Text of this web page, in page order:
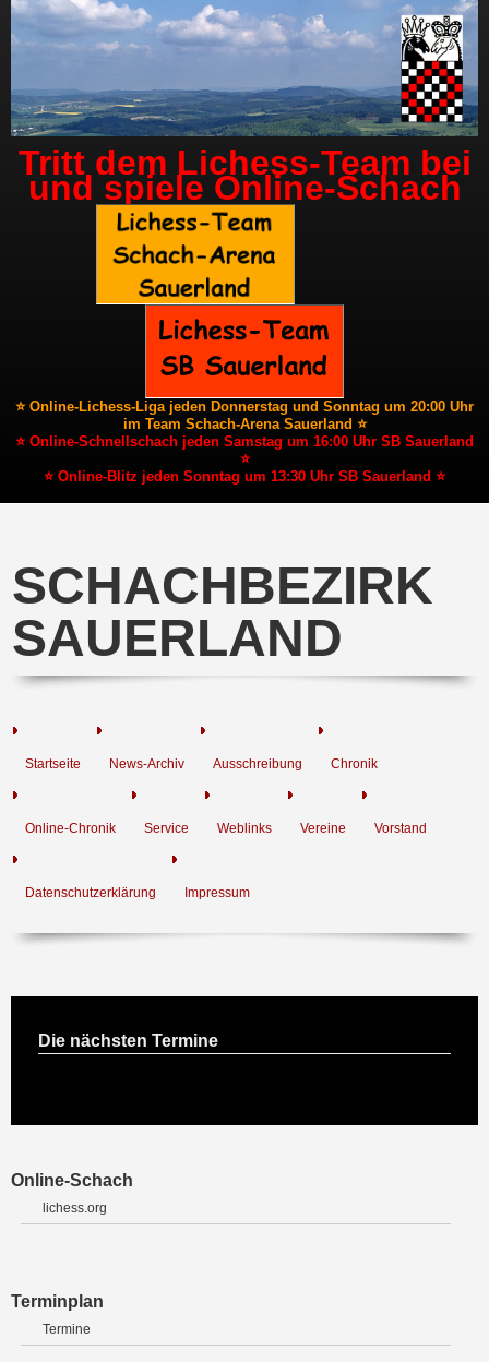
Tritt dem Lichess-Team bei
und spiele Online-Schach
⭐ Online-Lichess-Liga jeden Donnerstag und Sonntag um 20:00 Uhr
im Team Schach-Arena Sauerland ⭐
⭐ Online-Schnellschach jeden Samstag um 16:00 Uhr SB Sauerland
⭐
⭐ Online-Blitz jeden Sonntag um 13:30 Uhr SB Sauerland ⭐
SCHACHBEZIRK
SAUERLAND
Startseite News-Archiv Ausschreibung Chronik
Online-Chronik Service Weblinks Vereine Vorstand
Datenschutzerklärung Impressum
Die nächsten Termine
Online-Schach
lichess.org
Terminplan
Termine